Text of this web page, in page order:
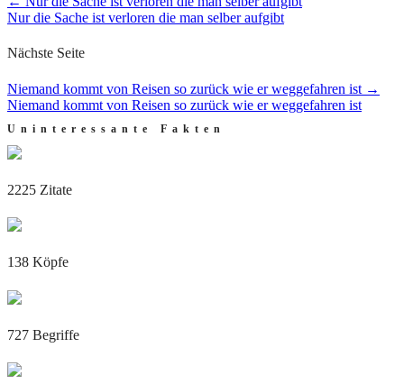
Nur die Sache ist verloren die man selber aufgibt
Nächste Seite
Niemand kommt von Reisen so zurück wie er weggefahren ist →
Niemand kommt von Reisen so zurück wie er weggefahren ist
Uninteressante Fakten
2225 Zitate
138 Köpfe
727 Begriffe